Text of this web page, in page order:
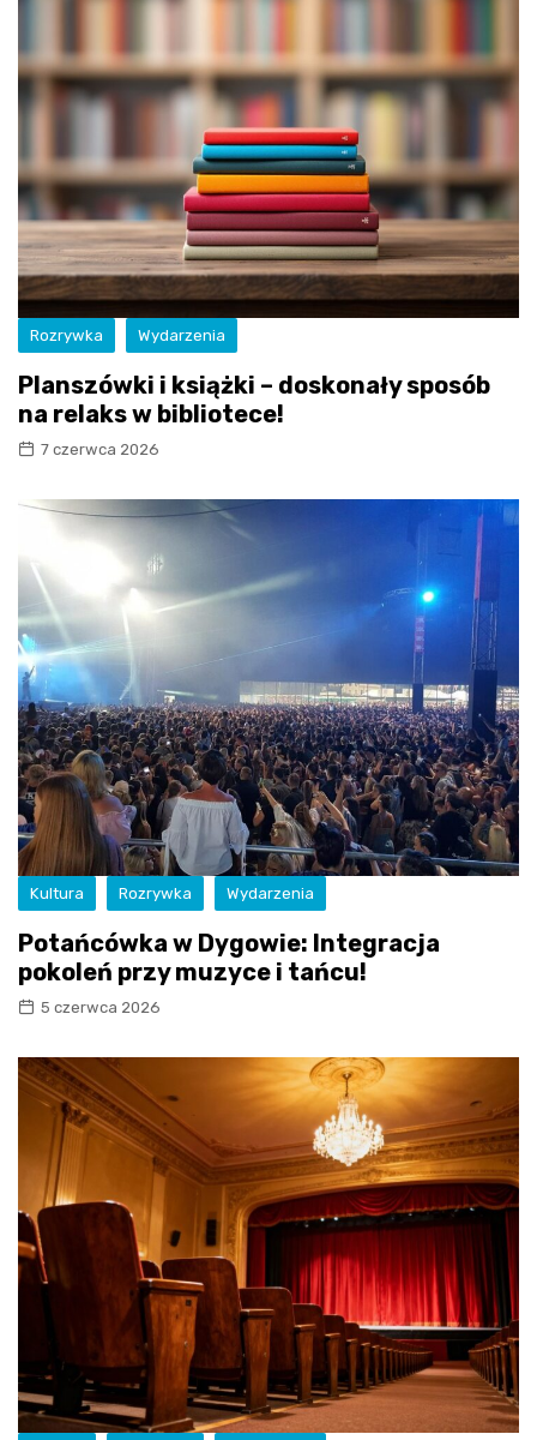
Rozrywka Wydarzenia
Planszówki i książki – doskonały sposób
na relaks w bibliotece!
7 czerwca 2026
Kultura Rozrywka Wydarzenia
Potańcówka w Dygowie: Integracja
pokoleń przy muzyce i tańcu!
5 czerwca 2026